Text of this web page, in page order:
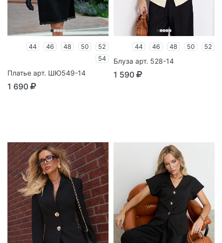
44 46 48 50
52
54
Платье арт. ШЮ549-14
1 690
44 46 48 50 52
Блуза арт. 528-14
1 590